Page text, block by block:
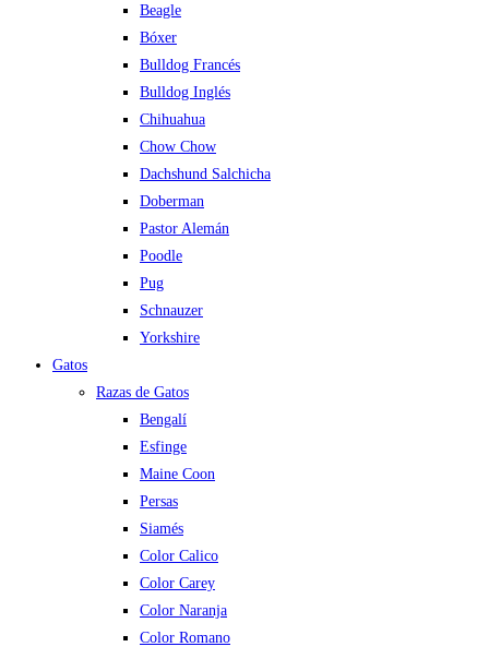
Beagle
Bóxer
Bulldog Francés
Bulldog Inglés
Chihuahua
Chow Chow
Dachshund Salchicha
Doberman
Pastor Alemán
Poodle
Pug
Schnauzer
Yorkshire
Gatos
Razas de Gatos
Bengalí
Esfinge
Maine Coon
Persas
Siamés
Color Calico
Color Carey
Color Naranja
Color Romano